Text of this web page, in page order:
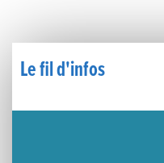
Nouvelle signalétique rue Pasteur
Le fil d'infos